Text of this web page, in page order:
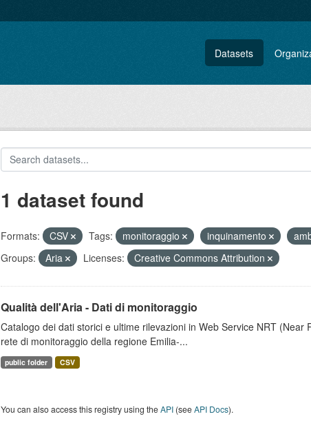
Datasets
1 dataset found
Formats: CSV Tags: monitoraggio inquinamento
Groups:
Aria Licenses: Creative Commons Attribution
Qualità dell'Aria - Dati di monitoraggio
Catalogo dei dati storici e ultime rilevazioni in Web Service NRT
rete di monitoraggio della regione Emilia-...
public folder CSV
You can also access this registry using theAPI(seeAPI Docs).